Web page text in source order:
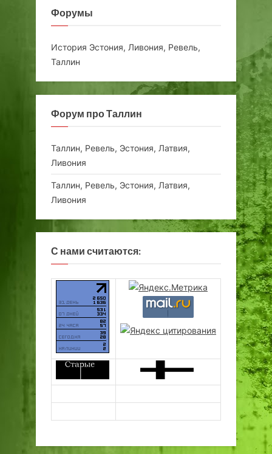
Форумы
История Эстония, Ливония, Ревель,
Таллин
Форум про Таллин
Таллин, Ревель, Эстония, Латвия,
Ливония
Таллин, Ревель, Эстония, Латвия,
Ливония
С нами считаются: